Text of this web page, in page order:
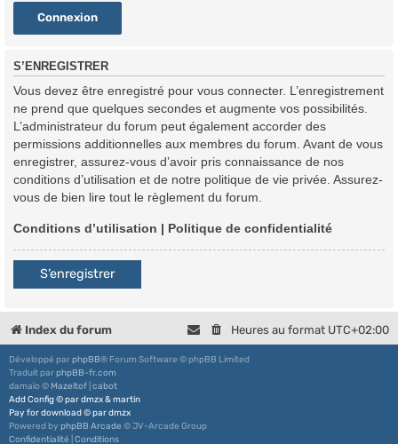
S’ENREGISTRER
Vous devez être enregistré pour vous connecter. L’enregistrement
ne prend que quelques secondes et augmente vos possibilités.
L’administrateur du forum peut également accorder des
permissions additionnelles aux membres du forum. Avant de vous
enregistrer, assurez-vous d’avoir pris connaissance de nos
conditions d’utilisation et de notre politique de vie privée. Assurez-
vous de bien lire tout le règlement du forum.
Conditions d’utilisation | Politique de confidentialité
S’enregistrer
Index du forum Heures au format UTC+02:00
Développé parphpBB® Forum Software © phpBB Limited
Traduit parphpBB-fr.com
damaïo © Mazeltof cabot
Add Config©pardmzx&martin
Pay for download©pardmzx
Powered by phpBB Arcade © JV-Arcade Group
Confidentialité Conditions